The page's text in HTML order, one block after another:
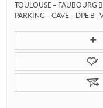
TOULOUSE – FAUBOURG
PARKING – CAVE – DPE B -